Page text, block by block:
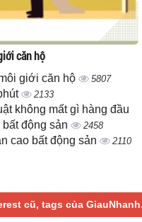
căn hộ
giới căn hộ 5807
2133
không mất gì hàng đầu
động sản
2458
cao bất động sản 2110
cũ, tags của